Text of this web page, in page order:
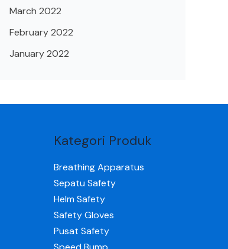
March 2022
February 2022
January 2022
Kategori Produk
Breathing Apparatus
Sepatu Safety
Helm Safety
Safety Gloves
Pusat Safety